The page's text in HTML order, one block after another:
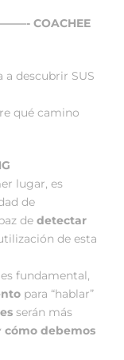
COACHEE
a descubrir SUS
qué camino
lugar, es
de
de detectar
de esta
fundamental,
para “hablar”
serán más
cómo debemos